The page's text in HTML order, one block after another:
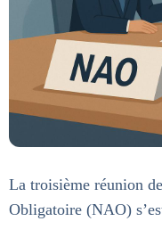
La troisième réunion
Obligatoire (NAO)